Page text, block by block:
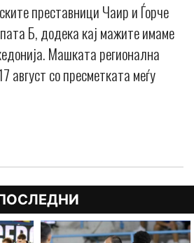
преставници Чаир и Ѓорче
Б, додека кај мажите имаме
Машката регионална
август со пресметката меѓу